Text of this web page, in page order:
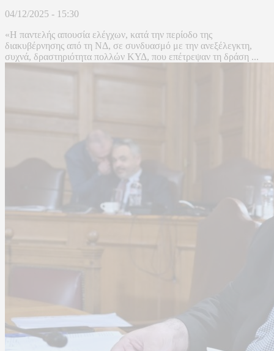
04/12/2025 - 15:30
«Η παντελής απουσία ελέγχων, κατά την περίοδο της
διακυβέρνησης από τη ΝΔ, σε συνδυασμό με την ανεξέλεγκτη,
συχνά, δραστηριότητα πολλών ΚΥΔ, που επέτρεψαν τη δράση ...